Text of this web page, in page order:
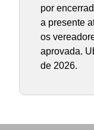
por
a presente
os
aprovada.
de 2026.